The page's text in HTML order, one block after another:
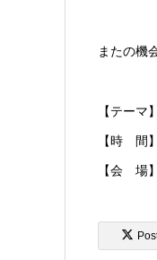
またの機
【テー
【時 間
【会 場